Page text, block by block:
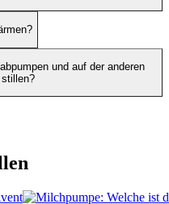
und auf der anderen